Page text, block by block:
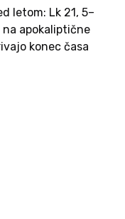
letom: Lk 21, 5–
na apokaliptične
konec časa